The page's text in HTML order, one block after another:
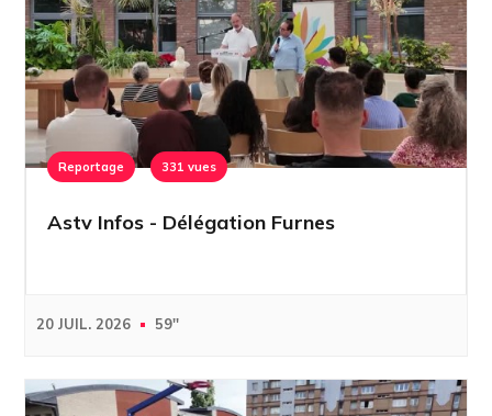
Reportage 331 vues
Astv Infos - Délégation Furnes
20 JUIL. 2026 59''